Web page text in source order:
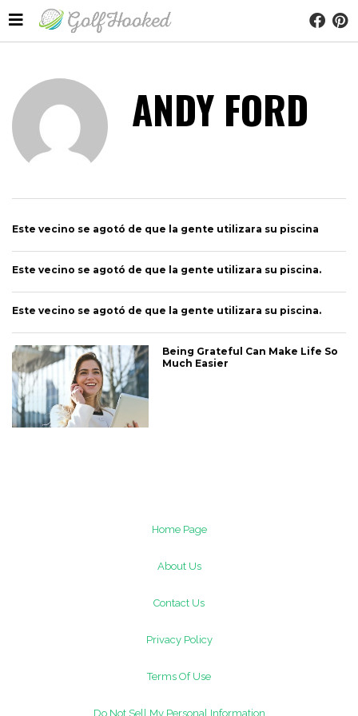
ANDY FORD
Este vecino se agotó de que la gente utilizara su piscina
Este vecino se agotó de que la gente utilizara su piscina.
Este vecino se agotó de que la gente utilizara su piscina.
Being Grateful Can Make Life So
Much Easier
Home Page
About Us
Contact Us
Privacy Policy
Terms Of Use
Do Not Sell My Personal Information